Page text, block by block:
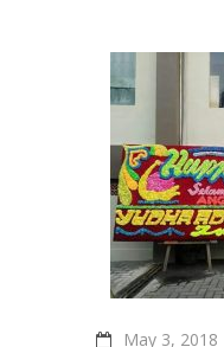
May 3, 2018